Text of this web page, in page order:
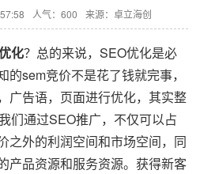
人气：600 来源：卓立海创
化？总的来说，SEO优化是必
sem竞价不是花了钱就完事，
广告语，页面进行优化，其实整
们通过SEO推广，不仅可以占
之外的利润空间和市场空间，同
产品资源和服务资源。获得新客